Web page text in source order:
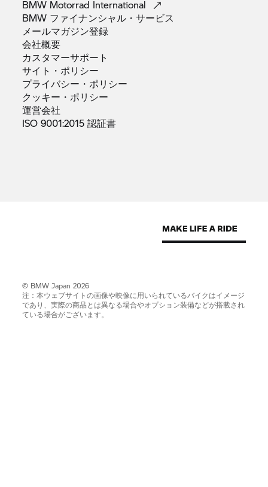
BMW Motorrad International
BMW ファイナンシャル・サービス
メールマガジン登録
会社概要
カスタマーサポート
サイト・ポリシー
プライバシー・ポリシー
クッキー・ポリシー
運営会社
ISO 9001:2015認証書
© BMW Japan 2026
注：本ウェブサイトの画像や映像に用いられているバイクはイメージ
であり、実際の商品とは異なる場合やオプション装備などが搭載され
ている場合がございます。